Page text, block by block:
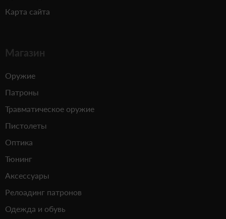
Карта сайта
Магазин
Оружие
Патроны
Травматическое оружие
Пистолеты
Оптика
Тюнинг
Аксессуары
Релоадинг патронов
Одежда и обувь